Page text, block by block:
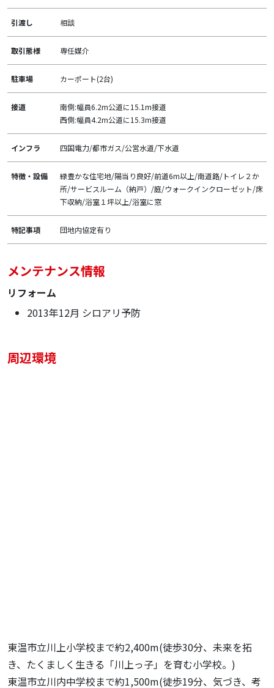
引渡し 相談
取引態様 専任媒介
駐車場 カーポート(2台)
接道
南側:幅員6.2m公道に15.1m接道
西側:幅員4.2m公道に15.3m接道
インフラ 四国電力/都市ガス/公営水道/下水道
特徴・設備
緑豊かな住宅地/陽当り良好/前道6m以上/南道路/トイレ２か
所/サービスルーム（納戸）/庭/ウォークインクローゼット/床
下収納/浴室１坪以上/浴室に窓
特記事項 団地内協定有り
メンテナンス情報
リフォーム
2013年12月 シロアリ予防
周辺環境
東温市立川上小学校まで約2,400m(徒歩30分、未来を拓
き、たくましく生きる「川上っ子」を育む小学校。)
東温市立川内中学校まで約1,500m(徒歩19分、気づき、考